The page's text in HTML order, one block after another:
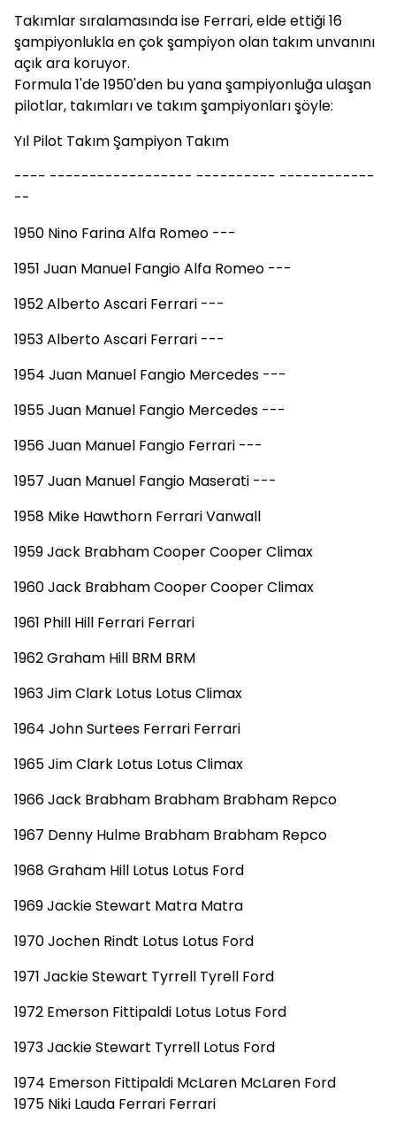
Takımlar sıralamasında ise Ferrari, elde ettiği 16
şampiyonlukla en çok şampiyon olan takım unvanını
açık ara koruyor.
Formula 1'de 1950'den bu yana şampiyonluğa ulaşan
pilotlar, takımları ve takım şampiyonları şöyle:
Yıl Pilot Takım Şampiyon Takım
---- ------------------ ---------- ------------
--
1950 Nino Farina Alfa Romeo ---
1951 Juan Manuel Fangio Alfa Romeo ---
1952 Alberto Ascari Ferrari ---
1953 Alberto Ascari Ferrari ---
1954 Juan Manuel Fangio Mercedes ---
1955 Juan Manuel Fangio Mercedes ---
1956 Juan Manuel Fangio Ferrari ---
1957 Juan Manuel Fangio Maserati ---
1958 Mike Hawthorn Ferrari Vanwall
1959 Jack Brabham Cooper Cooper Climax
1960 Jack Brabham Cooper Cooper Climax
1961 Phill Hill Ferrari Ferrari
1962 Graham Hill BRM BRM
1963 Jim Clark Lotus Lotus Climax
1964 John Surtees Ferrari Ferrari
1965 Jim Clark Lotus Lotus Climax
1966 Jack Brabham Brabham Brabham Repco
1967 Denny Hulme Brabham Brabham Repco
1968 Graham Hill Lotus Lotus Ford
1969 Jackie Stewart Matra Matra
1970 Jochen Rindt Lotus Lotus Ford
1971 Jackie Stewart Tyrrell Tyrell Ford
1972 Emerson Fittipaldi Lotus Lotus Ford
1973 Jackie Stewart Tyrrell Lotus Ford
1974 Emerson Fittipaldi McLaren McLaren Ford
1975 Niki Lauda Ferrari Ferrari